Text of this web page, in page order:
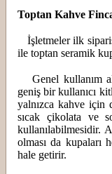
Toptan Kahve
İşletmeler ilk
ile toptan seramik
Genel kullanım
geniş bir kullanıcı
yalnızca kahve için
sıcak çikolata ve
kullanılabilmesidir.
olması da kupaları
hale getirir.